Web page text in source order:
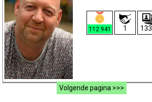
112.941 1
Volgende pagina >>>